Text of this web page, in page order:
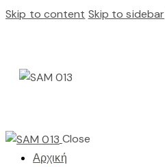
Skip to content Skip to sidebar
Close
Αρχική